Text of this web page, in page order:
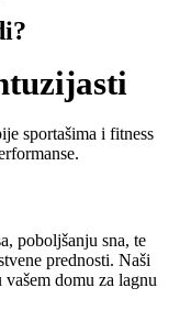
sportašima i fitness
poboljšanju sna, te
prednosti. Naši
domu za lagnu